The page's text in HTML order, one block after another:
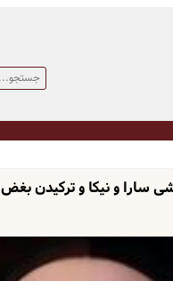
سارا و نیکا و ترکیدن